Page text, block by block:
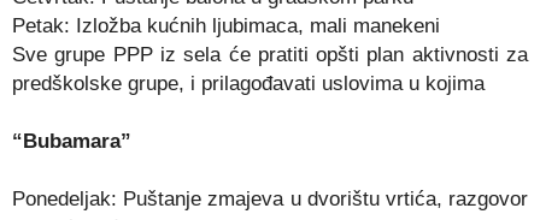
Petak: Izložba kućnih ljubimaca, mali manekeni
Sve grupe PPP iz sela će pratiti opšti plan aktivnosti za
predškolske grupe, i prilagođavati uslovima u kojima
“Bubamara”
Ponedeljak: Puštanje zmajeva u dvorištu vrtića, razgovor